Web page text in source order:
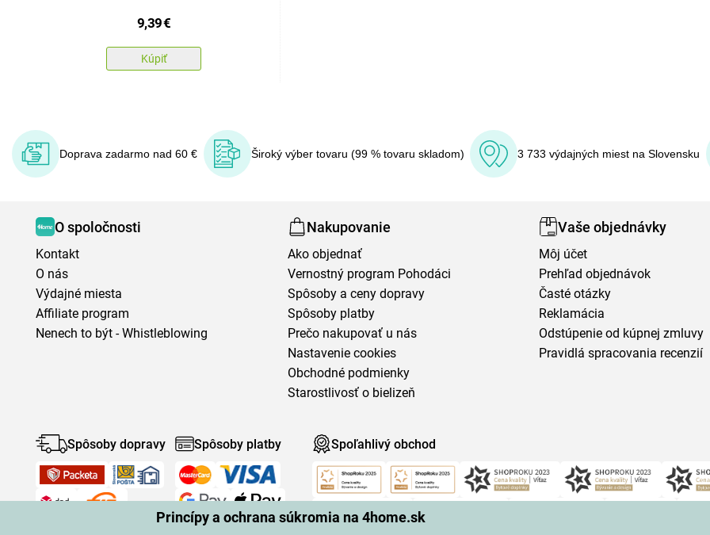
Princípy a ochrana súkromia na 4home.sk
9,39€
Kúpiť
Doprava zadarmo nad 60 € Široký výber tovaru (99 % tovaru skladom) 3 733 výdajných miest na Slovensku
O spoločnosti
Kontakt
O nás
Výdajné miesta
Affiliate program
Nenech to být - Whistleblowing
Nakupovanie
Ako objednať
Vernostný program Pohodáci
Spôsoby a ceny dopravy
Spôsoby platby
Prečo nakupovať u nás
Nastavenie cookies
Obchodné podmienky
Starostlivosť o bielizeň
Vaše objednávky
Môj účet
Prehľad objednávok
Časté otázky
Reklamácia
Odstúpenie od kúpnej zmluvy
Pravidlá spracovania recenzií
Spôsoby dopravy Spôsoby platby Spoľahlivý obchod